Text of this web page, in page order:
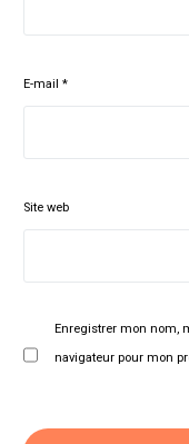
E-mail*
Site web
Enregistrer mon nom,
navigateur pour mon